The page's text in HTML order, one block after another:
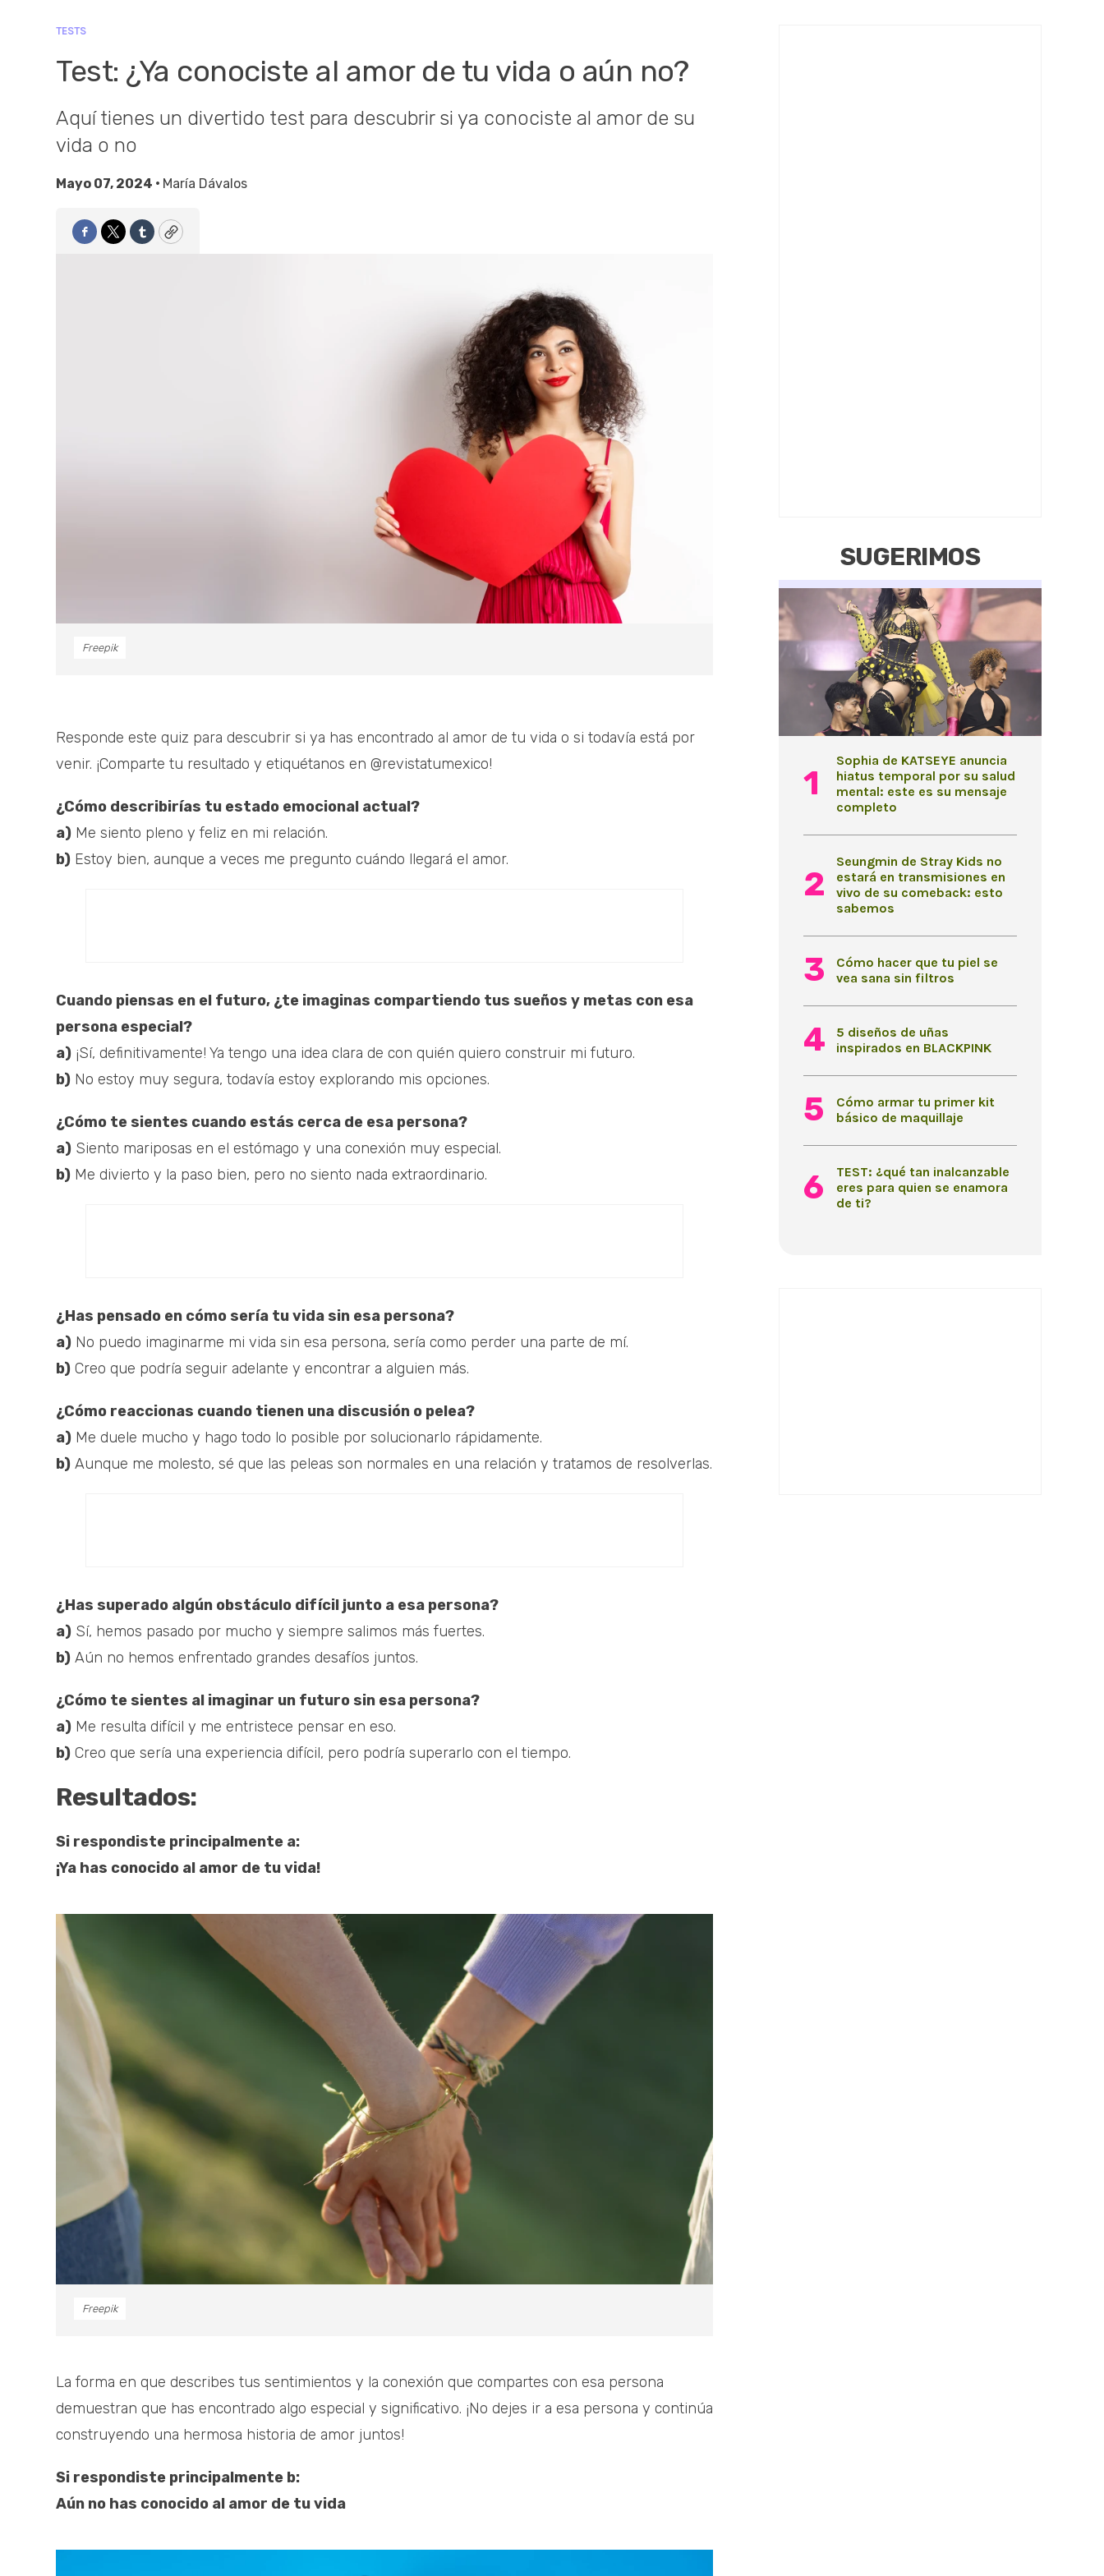
TESTS
Test: ¿Ya conociste al amor de tu vida o aún no?
Aquí tienes un divertido test para descubrir si ya conociste al amor de su
vida o no
Mayo 07, 2024 • María Dávalos
Facebook
TwitterTumblrCopy
Freepik
Responde este quiz para descubrir si ya has encontrado al amor de tu vida o si todavía está por
venir. ¡Comparte tu resultado y etiquétanos en @revistatumexico!
¿Cómo describirías tu estado emocional actual?
a) Me siento pleno y feliz en mi relación.
b) Estoy bien, aunque a veces me pregunto cuándo llegará el amor.
Cuando piensas en el futuro, ¿te imaginas compartiendo tus sueños y metas con esa
persona especial?
a) ¡Sí, definitivamente! Ya tengo una idea clara de con quién quiero construir mi futuro.
b) No estoy muy segura, todavía estoy explorando mis opciones.
¿Cómo te sientes cuando estás cerca de esa persona?
a) Siento mariposas en el estómago y una conexión muy especial.
b) Me divierto y la paso bien, pero no siento nada extraordinario.
¿Has pensado en cómo sería tu vida sin esa persona?
a) No puedo imaginarme mi vida sin esa persona, sería como perder una parte de mí.
b) Creo que podría seguir adelante y encontrar a alguien más.
¿Cómo reaccionas cuando tienen una discusión o pelea?
a) Me duele mucho y hago todo lo posible por solucionarlo rápidamente.
b) Aunque me molesto, sé que las peleas son normales en una relación y tratamos de resolverlas.
¿Has superado algún obstáculo difícil junto a esa persona?
a) Sí, hemos pasado por mucho y siempre salimos más fuertes.
b) Aún no hemos enfrentado grandes desafíos juntos.
¿Cómo te sientes al imaginar un futuro sin esa persona?
a) Me resulta difícil y me entristece pensar en eso.
b) Creo que sería una experiencia difícil, pero podría superarlo con el tiempo.
Resultados:
Si respondiste principalmente a:
¡Ya has conocido al amor de tu vida!
Freepik
La forma en que describes tus sentimientos y la conexión que compartes con esa persona
demuestran que has encontrado algo especial y significativo. ¡No dejes ir a esa persona y continúa
construyendo una hermosa historia de amor juntos!
Si respondiste principalmente b:
Aún no has conocido al amor de tu vida
SUGERIMOS
Sophia de KATSEYE anuncia
hiatus temporal por su salud
mental: este es su mensaje
completo
Seungmin de Stray Kids no
estará en transmisiones en
vivo de su comeback: esto
sabemos
Cómo hacer que tu piel se
vea sana sin filtros
5 diseños de uñas
inspirados en BLACKPINK
Cómo armar tu primer kit
básico de maquillaje
TEST: ¿qué tan inalcanzable
eres para quien se enamora
de ti?